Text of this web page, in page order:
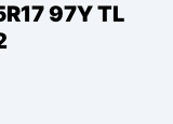
97Y TL